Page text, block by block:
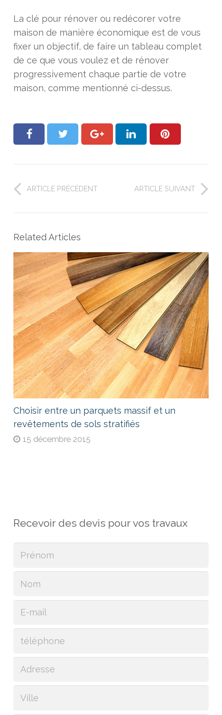
La clé pour rénover ou redécorer votre
maison de manière économique est de vous
fixer un objectif, de faire un tableau complet
de ce que vous voulez et de rénover
progressivement chaque partie de votre
maison, comme mentionné ci-dessus.
ARTICLE PRÉCÉDENT ARTICLE SUIVANT
Related Articles
Choisir entre un parquets massif et un
revêtements de sols stratifiés
15 décembre 2015
Recevoir des devis pour vos travaux